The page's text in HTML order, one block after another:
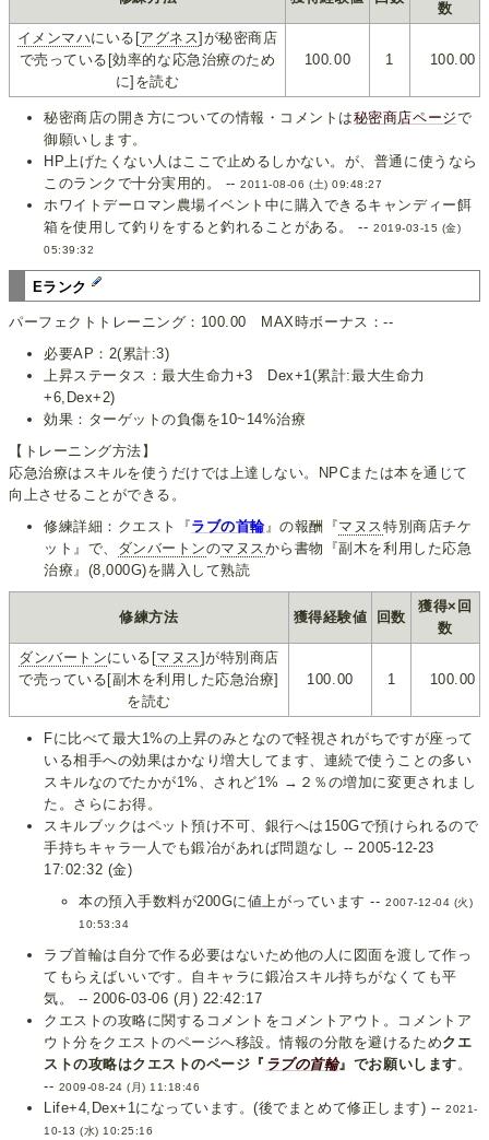
数
イメンマハにいる[アグネス]が秘密商店
で売っている[効率的な応急治療のため
に]を読む
100.00 1 100.00
秘密商店の開き方についての情報・コメントは秘密商店ページで
御願いします。
HP上げたくない人はここで止めるしかない。が、普通に使うなら
このランクで十分実用的。 --2011-08-06 (土) 09:48:27
ホワイトデーロマン農場イベント中に購入できるキャンディー餌
箱を使用して釣りをすると釣れることがある。 -- 2019-03-15 (金)
05:39:32
Eランク
パーフェクトトレーニング：100.00 MAX時ボーナス：--
必要AP：2(累計:3)
上昇ステータス：最大生命力+3 Dex+1(累計:最大生命力
+6,Dex+2)
効果：ターゲットの負傷を10~14%治療
【トレーニング方法】
応急治療はスキルを使うだけでは上達しない。NPCまたは本を通じて
向上させることができる。
修練詳細：クエスト『ラブの首輪』の報酬『マヌス特別商店チケ
ット』で、 ダンバートンのマヌスから書物『副木を利用した応急
治療』(8,000G)を購入して熟読
修練方法 獲得経験値 回数
獲得×回
数
ダンバートンにいる[マヌス]が特別商店
で売っている[副木を利用した応急治療]
を読む
100.00 1 100.00
Fに比べて最大1%の上昇のみとなので軽視されがちですが座って
いる相手への効果はかなり増大してます、連続で使うことの多い
スキルなのでたかが1%、されど1% →２％の増加に変更されまし
た。さらにお得。
スキルブックはペット預け不可、銀行へは150Gで預けられるので
手持ちキャラ一人でも鍛冶があれば問題なし -- 2005-12-23
17:02:32 (金)
本の預入手数料が200Gに値上がっています -- 2007-12-04 (火)
10:53:34
ラブ首輪は自分で作る必要はないため他の人に図面を渡して作っ
てもらえばいいです。自キャラに鍛冶スキル持ちがなくても平
気。 -- 2006-03-06 (月) 22:42:17
クエストの攻略に関するコメントをコメントアウト。コメントア
ウト分をクエストのページへ移設。情報の分散を避けるためクエ
ストの攻略はクエストのページ『 ラブの首輪』でお願いします 。
-- 2009-08-24 (月) 11:18:46
Life+4,Dex+1になっています。(後でまとめて修正します) --2021-
10-13 (水) 10:25:16